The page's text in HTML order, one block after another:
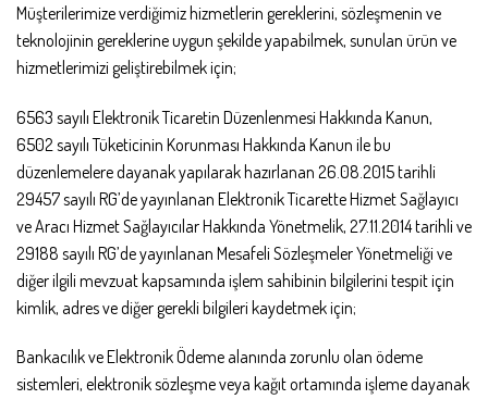
Müşterilerimize verdiğimiz hizmetlerin gereklerini, sözleşmenin ve
teknolojinin gereklerine uygun şekilde yapabilmek, sunulan ürün ve
hizmetlerimizi geliştirebilmek için;
6563 sayılı Elektronik Ticaretin Düzenlenmesi Hakkında Kanun,
6502 sayılı Tüketicinin Korunması Hakkında Kanun ile bu
düzenlemelere dayanak yapılarak hazırlanan 26.08.2015 tarihli
29457 sayılı RG’de yayınlanan Elektronik Ticarette Hizmet Sağlayıcı
ve Aracı Hizmet Sağlayıcılar Hakkında Yönetmelik, 27.11.2014 tarihli ve
29188 sayılı RG’de yayınlanan Mesafeli Sözleşmeler Yönetmeliği ve
diğer ilgili mevzuat kapsamında işlem sahibinin bilgilerini tespit için
kimlik, adres ve diğer gerekli bilgileri kaydetmek için;
Bankacılık ve Elektronik Ödeme alanında zorunlu olan ödeme
sistemleri, elektronik sözleşme veya kağıt ortamında işleme dayanak